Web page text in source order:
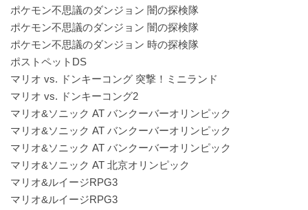
ポケモン不思議のダンジョン 闇の探検隊
ポケモン不思議のダンジョン 闇の探検隊
ポケモン不思議のダンジョン 時の探検隊
ポストペットDS
マリオ vs. ドンキーコング 突撃！ミニランド
マリオ vs. ドンキーコング2
マリオ&ソニック AT バンクーバーオリンピック
マリオ&ソニック AT バンクーバーオリンピック
マリオ&ソニック AT バンクーバーオリンピック
マリオ&ソニック AT 北京オリンピック
マリオ&ルイージRPG3
マリオ&ルイージRPG3